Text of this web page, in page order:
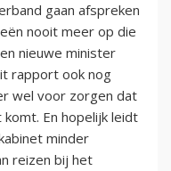
gaan afspreken
nooit meer op die
nieuwe minister
rapport ook nog
wel voor zorgen dat
En hopelijk leidt
minder
reizen bij het